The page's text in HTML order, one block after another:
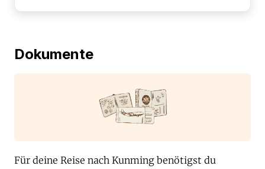
Dokumente
Für deine Reise nach Kunming benötigst du